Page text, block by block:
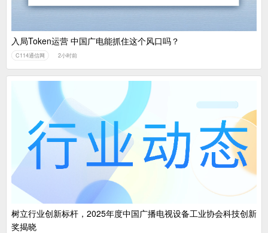
入局Token运营 中国广电能抓住这个风口吗？
C114通信网 2小时前
树立行业创新标杆，2025年度中国广播电视设备工业协会科技创新
奖揭晓